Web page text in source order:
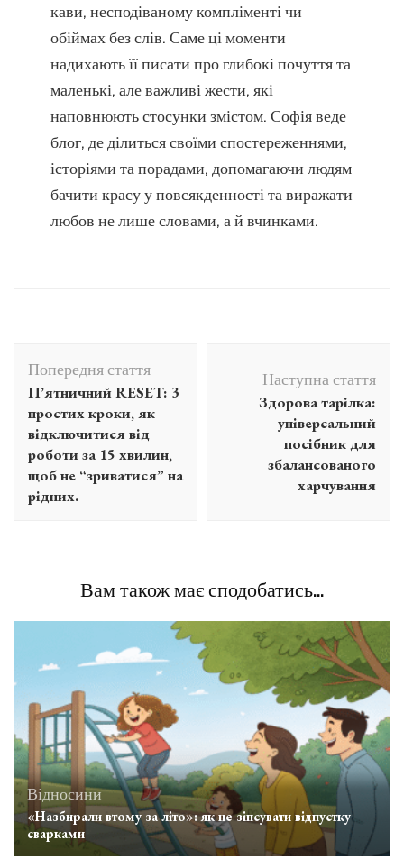
кави, несподіваному компліменті чи
обіймах без слів. Саме ці моменти
надихають її писати про глибокі почуття та
маленькі, але важливі жести, які
наповнюють стосунки змістом. Софія веде
блог, де ділиться своїми спостереженнями,
історіями та порадами, допомагаючи людям
бачити красу у повсякденності та виражати
любов не лише словами, а й вчинками.
по
запису
Попередня стаття
П’ятничний RESET: 3
простих кроки, як
відключитися від
роботи за 15 хвилин,
щоб не “зриватися” на
рідних.
Наступна стаття
Здорова тарілка:
універсальний
посібник для
збалансованого
харчування
Вам також має сподобатись...
Відносини
«Назбирали втому за літо»: як не зіпсувати відпустку
сварками